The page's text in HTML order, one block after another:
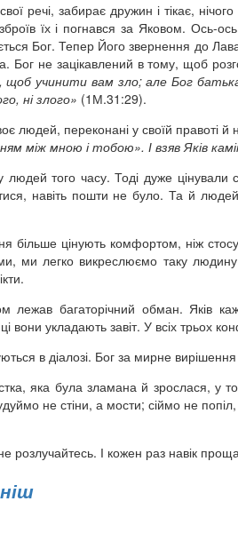
речі, забирає дружин і тікає,
їх і погнався за Яковом. Ось-
Бог. Тепер Його звернення до
Бог не зацікавлений в тому, щоб
щоб учинити вам зло; але Бог
ні злого» (1М.31:29).
людей, переконані у своїй правоті
між мною і тобою». І взяв Яків
людей того часу. Тоді дуже
навіть пошти не було. Та й
більше цінують комфортом, ніж
ми легко викреслюємо таку
лежав багаторічний обман. Яків
вони укладають завіт. У всіх трьох
в діалозі. Бог за мирне
яка була зламана й зрослася, у
не стіни, а мости; сіймо не
розлучайтесь. І кожен раз навік